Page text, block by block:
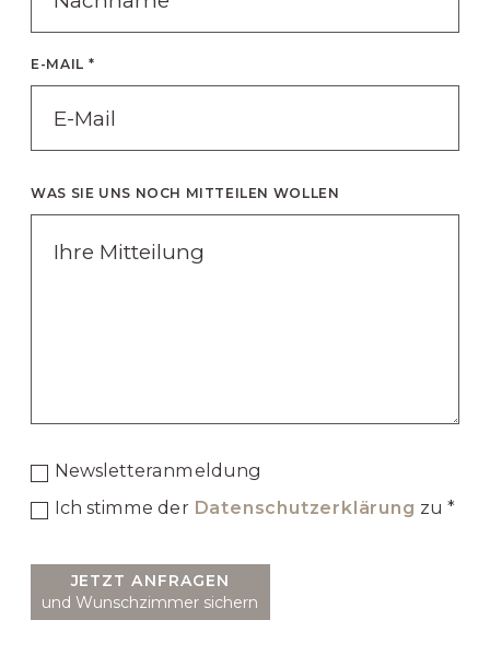
E-MAIL *
WAS SIE UNS NOCH MITTEILEN WOLLEN
Newsletteranmeldung
Ich stimme der Datenschutzerklärung zu *
JETZT ANFRAGEN
und Wunschzimmer sichern